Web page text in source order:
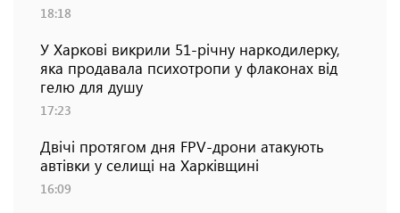
18:18
У Харкові викрили 51-річну наркодилерку,
яка продавала психотропи у флаконах від
гелю для душу
17:23
Двічі протягом дня FPV-дрони атакують
автівки у селищі на Харківщині
16:09